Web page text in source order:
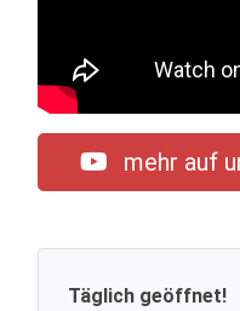
mehr auf
Täglich geöffnet!